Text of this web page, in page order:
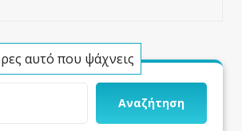
αυτό που ψάχνεις
Αναζήτηση